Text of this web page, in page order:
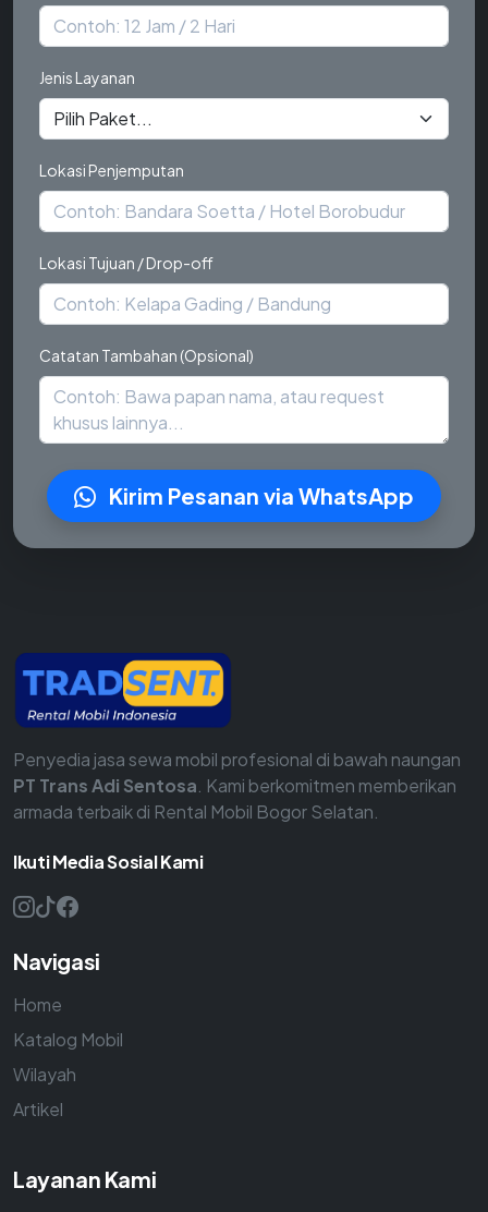
Jenis Layanan
Lokasi Penjemputan
Lokasi Tujuan / Drop-off
Catatan Tambahan (Opsional)
Kirim Pesanan via WhatsApp
Penyedia jasa sewa mobil profesional di bawah naungan
PT Trans Adi Sentosa. Kami berkomitmen memberikan
armada terbaik di Rental Mobil Bogor Selatan.
Ikuti Media Sosial Kami
Navigasi
Home
Katalog Mobil
Wilayah
Artikel
Layanan Kami